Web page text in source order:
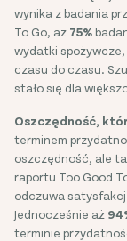
wynika z badania
To Go, aż 75%
wydatki
czasu do czasu.
stało się dla
Oszczędność,
terminem
oszczędność, ale
raportu Too Good
odczuwa
Jednocześnie aż
terminie